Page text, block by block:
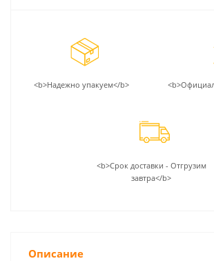
<b>Надежно упакуем</b>
<b>Срок доставки - Отгрузим
завтра</b>
Описание